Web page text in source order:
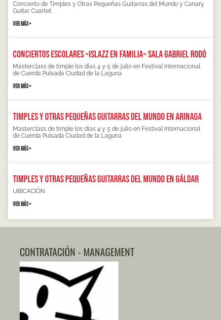
Concierto de Timples y Otras Pequeñas Guitarras del Mundo y Canary
Guitar Cuartet
VER MÁS »
Conciertos escolares «Islazz en familia» Sala Gabriel Rodó
Masterclass de timple los días 4 y 5 de julio en Festival Internacional
de Cuerda Pulsada Ciudad de la Laguna
VER MÁS »
Timples y otras pequeñas guitarras del mundo en Arinaga
Masterclass de timple los días 4 y 5 de julio en Festival Internacional
de Cuerda Pulsada Ciudad de la Laguna
VER MÁS »
Timples y otras pequeñas guitarras del mundo en Gáldar
UBICACIÓN
VER MÁS »
CONTRATACIÓN - MANAGEMENT